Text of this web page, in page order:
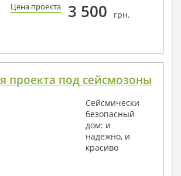
Цена проекта 3 500 грн.
проекта под сейсмозоны
Сейсмически
безопасный
дом: и
надежно, и
красиво